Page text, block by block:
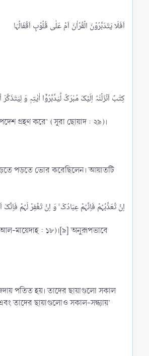
গ্রহণ করে’ (সূরা ছোয়াদ : ২৯)।
আল-মায়েদাহ : ১৮)।[৯] অনুরূপভাবে
পতিত হয়। তাদের ছায়াগুলো সকাল
তাদের ছায়াগুলোও সকাল-সন্ধ্যায়’